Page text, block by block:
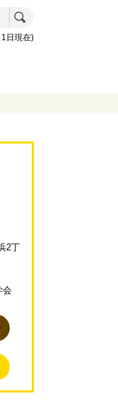
日現在)
2丁
会